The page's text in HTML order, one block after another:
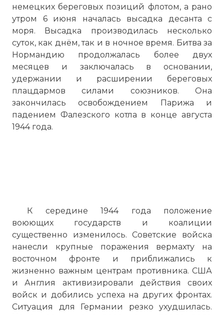
немецких береговых позиций флотом, а рано
утром 6 июня началась высадка десанта с
моря. Высадка производилась несколько
суток, как днём, так и в ночное время. Битва за
Нормандию продолжалась более двух
месяцев и заключалась в основании,
удержании и расширении береговых
плацдармов силами союзников. Она
закончилась освобождением Парижа и
падением Фалезского котла в конце августа
1944 года.
К середине 1944 года положение
воюющих государств и коалиции
существенно изменилось. Советские войска
нанесли крупные поражения вермахту на
восточном фронте и приближались к
жизненно важным центрам противника. США
и Англия активизировали действия своих
войск и добились успеха на других фронтах.
Ситуация для Германии резко ухудшилась.